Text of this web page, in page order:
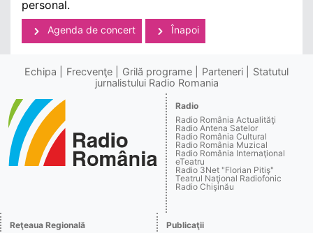
personal.
Agenda de concert Înapoi
Echipa Frecvenţe Grilă programe Parteneri
Statutul
jurnalistului Radio Romania
Radio
Radio România Actualităţi
Radio Antena Satelor
Radio România Cultural
Radio România Muzical
Radio România Internaţional
eTeatru
Radio 3Net "Florian Pitiş"
Teatrul Naţional Radiofonic
Radio Chişinău
Reţeaua Regională Publicaţii